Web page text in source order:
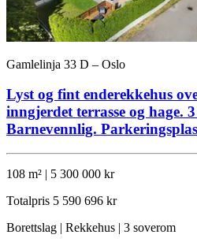
Gamlelinja 33 D – Oslo
Lyst og fint enderekkehus
inngjerdet terrasse og hage.
Barnevennlig.
108 m² | 5 300 000 kr
Totalpris 5 590 696 kr
Borettslag | Rekkehus | 3 soverom